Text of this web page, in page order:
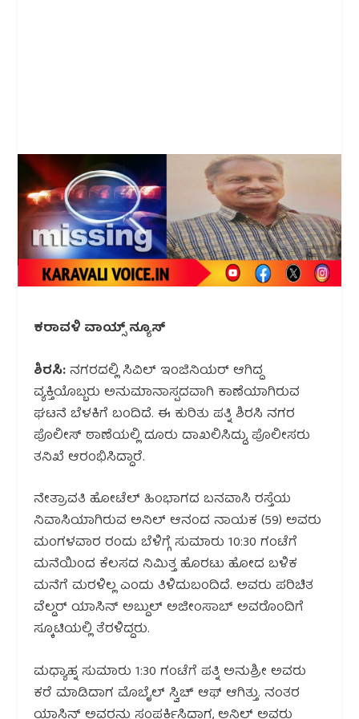
ಕರಾವಳಿ ವಾಯ್ಸ್ ನ್ಯೂಸ್
ಶಿರಸಿ:ನಗರದಲ್ಲಿ ಸಿವಿಲ್ ಇಂಜಿನಿಯರ್ ಆಗಿದ್ದ
ವ್ಯಕ್ತಿಯೊಬ್ಬರು ಅನುಮಾನಾಸ್ಪದವಾಗಿ ಕಾಣೆಯಾಗಿರುವ
ಘಟನೆ ಬೆಳಕಿಗೆ ಬಂದಿದೆ. ಈ ಕುರಿತು ಪತ್ನಿ ಶಿರಸಿ ನಗರ
ಪೊಲೀಸ್ ಠಾಣೆಯಲ್ಲಿ ದೂರು ದಾಖಲಿಸಿದ್ದು, ಪೊಲೀಸರು
ತನಿಖೆ ಆರಂಭಿಸಿದ್ದಾರೆ.
ನೇತ್ರಾವತಿ ಹೋಟೆಲ್ ಹಿಂಭಾಗದ ಬನವಾಸಿ ರಸ್ತೆಯ
ನಿವಾಸಿಯಾಗಿರುವ ಅನಿಲ್ ಆನಂದ ನಾಯಕ (59) ಅವರು
ಮಂಗಳವಾರ ರಂದು ಬೆಳಿಗ್ಗೆ ಸುಮಾರು 10:30 ಗಂಟೆಗೆ
ಮನೆಯಿಂದ ಕೆಲಸದ ನಿಮಿತ್ತ ಹೊರಟು ಹೋದ ಬಳಿಕ
ಮನೆಗೆ ಮರಳಿಲ್ಲ ಎಂದು ತಿಳಿದುಬಂದಿದೆ. ಅವರು ಪರಿಚಿತ
ವೆಲ್ಡರ್ ಯಾಸಿನ್ ಅಬ್ದುಲ್ ಅಜೀಂಸಾಬ್ ಅವರೊಂದಿಗೆ
ಸ್ಕೂಟಿಯಲ್ಲಿ ತೆರಳಿದ್ದರು.
ಮಧ್ಯಾಹ್ನ ಸುಮಾರು 1:30 ಗಂಟೆಗೆ ಪತ್ನಿ ಅನುಶ್ರೀ ಅವರು
ಕರೆ ಮಾಡಿದಾಗ ಮೊಬೈಲ್ ಸ್ವಿಚ್ ಆಫ್ ಆಗಿತ್ತು. ನಂತರ